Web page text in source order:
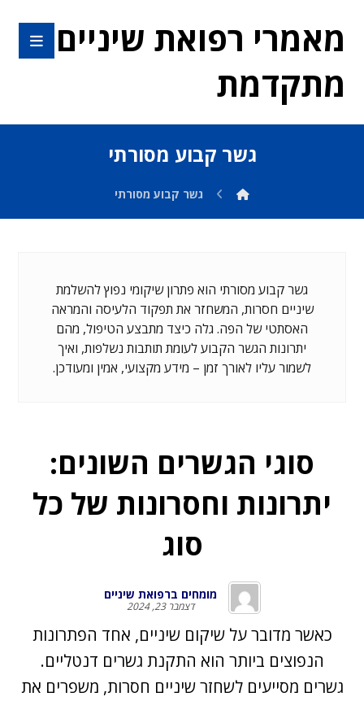
מאמרי רפואת שיניים
מתקדמת
גשר קבוע מסורתי
גשר קבוע מסורתי
גשר קבוע מסורתי הוא פתרון שיקומי נפוץ להשלמת
שיניים חסרות, המשחזר את תפקוד הלעיסה והמראה
האסתטי של הפה. גלה כיצד מתבצע הטיפול, מהם
יתרונות הגשר הקבוע לעומת תותבות נשלפות, ואיך
לשמור עליו לאורך זמן – מידע מקצועי, אמין ומעודכן.
סוגי הגשרים השונים:
יתרונות וחסרונות של כל
סוג
מומחים ברפואת שיניים
דצמבר 23, 2024
כאשר מדובר על שיקום שיניים, אחד הפתרונות
הנפוצים ביותר הוא התקנת גשרים דנטליים.
גשרים מסייעים לשחזר שיניים חסרות, משפרים את